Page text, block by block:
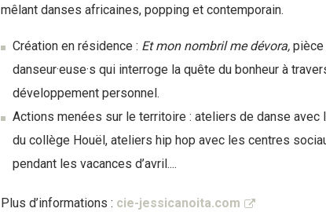
mêlant danses africaines, popping et contemporain.
Création en résidence : Et mon nombril me dévora,pièce
danseur·euse·s qui interroge la quête du bonheur à
développement personnel.
Actions menées sur le territoire : ateliers de danse avec
du collège Houël, ateliers hip hop avec les centres
pendant les vacances d’avril....
Plus d’informations : cie-jessicanoita.com